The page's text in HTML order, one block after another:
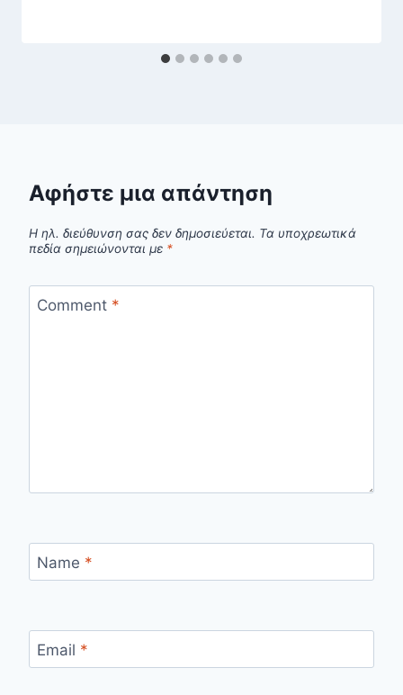
Αφήστε μια απάντηση
Η ηλ. διεύθυνση σας δεν δημοσιεύεται. Τα υποχρεωτικά
πεδία σημειώνονται με *
Comment *
Name *
Email *